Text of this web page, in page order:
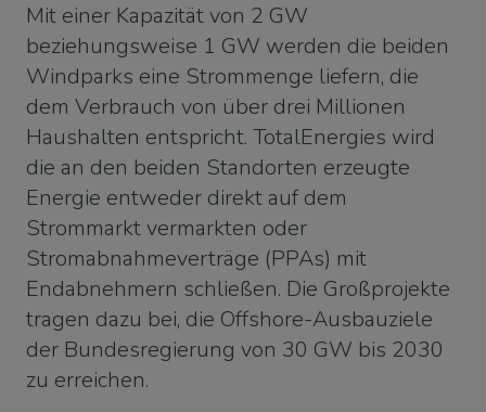
Mit einer Kapazität von 2 GW
beziehungsweise 1 GW werden die beiden
Windparks eine Strommenge liefern, die
dem Verbrauch von über drei Millionen
Haushalten entspricht. TotalEnergies wird
die an den beiden Standorten erzeugte
Energie entweder direkt auf dem
Strommarkt vermarkten oder
Stromabnahmeverträge (PPAs) mit
Endabnehmern schließen. Die Großprojekte
tragen dazu bei, die Offshore-Ausbauziele
der Bundesregierung von 30 GW bis 2030
zu erreichen.